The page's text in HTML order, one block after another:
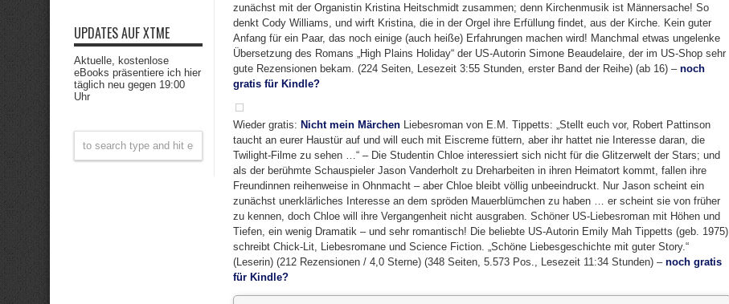
zunächst mit der Organistin Kristina Heitschmidt zusammen; denn Kirchenmusik ist Männersache! So
denkt Cody Williams, und wirft Kristina, die in der Orgel ihre Erfüllung findet, aus der Kirche. Kein guter
Anfang für ein Paar, das noch einige (auch heiße) Erfahrungen machen wird! Manchmal etwas ungelenke
Übersetzung des Romans „High Plains Holiday“ der US-Autorin Simone Beaudelaire, der im US-Shop sehr
gute Rezensionen bekam. (224 Seiten, Lesezeit 3:55 Stunden, erster Band der Reihe) (ab 16) – noch
gratis für Kindle?
Wieder gratis: Nicht mein Märchen Liebesroman von E.M. Tippetts: „Stellt euch vor, Robert Pattinson
taucht an eurer Haustür auf und will euch mit Eiscreme füttern, aber ihr hattet nie Interesse daran, die
Twilight-Filme zu sehen …“ – Die Studentin Chloe interessiert sich nicht für die Glitzerwelt der Stars; und
als der berühmte Schauspieler Jason Vanderholt zu Dreharbeiten in ihren Heimatort kommt, fallen ihre
Freundinnen reihenweise in Ohnmacht – aber Chloe bleibt völlig unbeeindruckt. Nur Jason scheint ein
zunächst unerklärliches Interesse an dem spröden Mauerblümchen zu haben … er scheint sie von früher
zu kennen, doch Chloe will ihre Vergangenheit nicht ausgraben. Schöner US-Liebesroman mit Höhen und
Tiefen, ein wenig Dramatik – und sehr romantisch! Die beliebte US-Autorin Emily Mah Tippetts (geb. 1975)
schreibt Chick-Lit, Liebesromane und Science Fiction. „Schöne Liebesgeschichte mit guter Story.“
(Leserin) (212 Rezensionen / 4,0 Sterne) (348 Seiten, 5.573 Pos., Lesezeit 11:34 Stunden) – noch gratis
für Kindle?
UPDATES AUF XTME
Aktuelle, kostenlose
eBooks präsentiere ich hier
täglich neu gegen 19:00
Uhr